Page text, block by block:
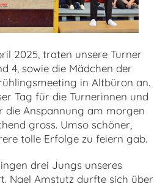
2025, traten unsere Turner
4, sowie die Mädchen der
in Altbüron an.
Tag für die Turnerinnen und
die Anspannung am morgen
gross. Umso schöner,
tolle Erfolge zu feiern gab.
drei Jungs unseres
Nael Amstutz durfte sich über